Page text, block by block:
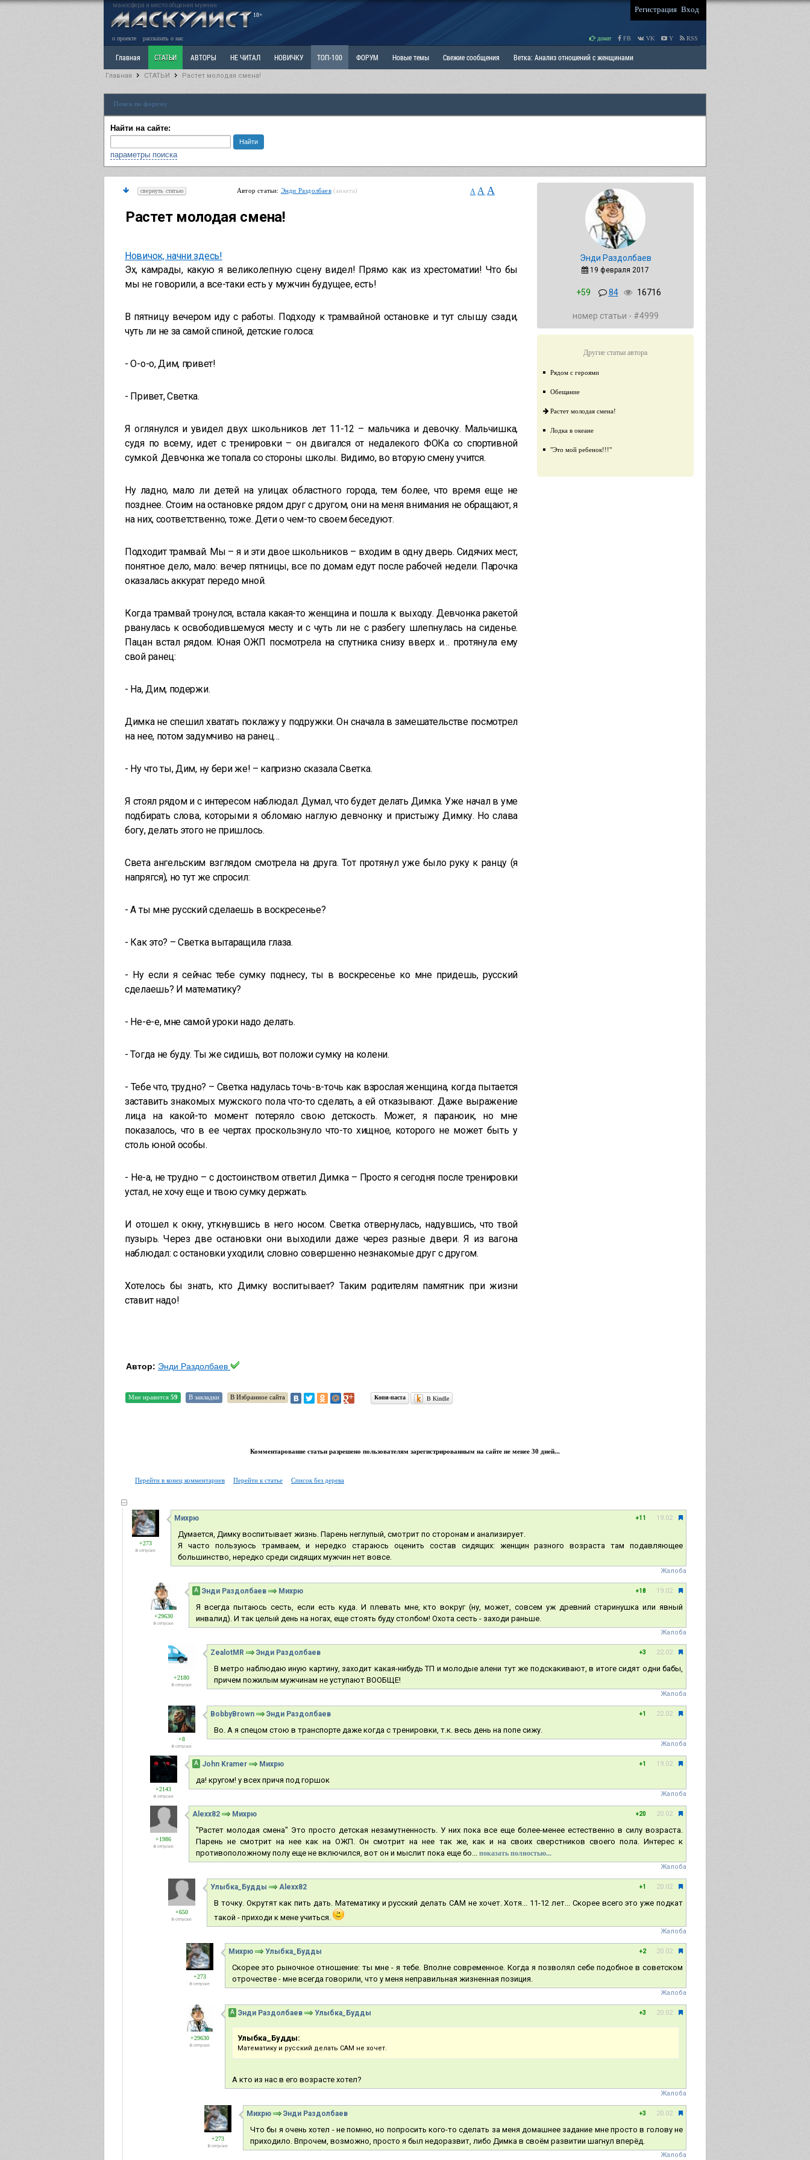
маносфера и место общения мужчин
18+
Регистрация Вход
о проекте рассказать о нас донат FB VK Y RSS
Главная СТАТЬИ АВТОРЫ НЕ ЧИТАЛ НОВИЧКУ ТОП-100 ФОРУМ Новые темы Свежие сообщения Ветка: Анализ отношений с женщинами
Ветка: Расстаюсь или Развожусь. САНЧАС
РАЗДЕЛ: Разное
Главная СТАТЬИ Растет молодая смена!
Поиск по форуму
Найти на сайте:
параметры поиска
свернуть статью Автор статьи: Энди Раздолбаев (анкета) A A A
Растет молодая смена!
Новичок, начни здесь!
Эх, камрады, какую я великолепную сцену видел! Прямо как из хрестоматии! Что бы
мы не говорили, а все-таки есть у мужчин будущее, есть!
В пятницу вечером иду с работы. Подходу к трамвайной остановке и тут слышу сзади,
чуть ли не за самой спиной, детские голоса:
- О-о-о, Дим, привет!
- Привет, Светка.
Я оглянулся и увидел двух школьников лет 11-12 – мальчика и девочку. Мальчишка,
судя по всему, идет с тренировки – он двигался от недалекого ФОКа со спортивной
сумкой. Девчонка же топала со стороны школы. Видимо, во вторую смену учится.
Ну ладно, мало ли детей на улицах областного города, тем более, что время еще не
позднее. Стоим на остановке рядом друг с другом, они на меня внимания не обращают, я
на них, соответственно, тоже. Дети о чем-то своем беседуют.
Подходит трамвай. Мы – я и эти двое школьников – входим в одну дверь. Сидячих мест,
понятное дело, мало: вечер пятницы, все по домам едут после рабочей недели. Парочка
оказалась аккурат передо мной.
Когда трамвай тронулся, встала какая-то женщина и пошла к выходу. Девчонка ракетой
рванулась к освободившемуся месту и с чуть ли не с разбегу шлепнулась на сиденье.
Пацан встал рядом. Юная ОЖП посмотрела на спутника снизу вверх и… протянула ему
свой ранец:
- На, Дим, подержи.
Димка не спешил хватать поклажу у подружки. Он сначала в замешательстве посмотрел
на нее, потом задумчиво на ранец…
- Ну что ты, Дим, ну бери же! – капризно сказала Светка.
Я стоял рядом и с интересом наблюдал. Думал, что будет делать Димка. Уже начал в уме
подбирать слова, которыми я обломаю наглую девчонку и пристыжу Димку. Но слава
богу, делать этого не пришлось.
Света ангельским взглядом смотрела на друга. Тот протянул уже было руку к ранцу (я
напрягся), но тут же спросил:
- А ты мне русский сделаешь в воскресенье?
- Как это? – Светка вытаращила глаза.
- Ну если я сейчас тебе сумку поднесу, ты в воскресенье ко мне придешь, русский
сделаешь? И математику?
- Не-е-е, мне самой уроки надо делать.
- Тогда не буду. Ты же сидишь, вот положи сумку на колени.
- Тебе что, трудно? – Светка надулась точь-в-точь как взрослая женщина, когда пытается
заставить знакомых мужского пола что-то сделать, а ей отказывают. Даже выражение
лица на какой-то момент потеряло свою детскость. Может, я параноик, но мне
показалось, что в ее чертах проскользнуло что-то хищное, которого не может быть у
столь юной особы.
- Не-а, не трудно – с достоинством ответил Димка – Просто я сегодня после тренировки
устал, не хочу еще и твою сумку держать.
И отошел к окну, уткнувшись в него носом. Светка отвернулась, надувшись, что твой
пузырь. Через две остановки они выходили даже через разные двери. Я из вагона
наблюдал: с остановки уходили, словно совершенно незнакомые друг с другом.
Хотелось бы знать, кто Димку воспитывает? Таким родителям памятник при жизни
ставит надо!
Автор: Энди Раздолбаев
Энди Раздолбаев
19 февраля 2017
+59 84 16716
номер статьи - #4999
Другие статьи автора
Рядом с героями
Обещание
Растет молодая смена!
Лодка в океане
"Это мой ребенок!!!"
Мне нравится 59 В закладки В Избранное сайта В Kindle
Копи-паста
Комментарование статьи разрешено пользователям зарегистрированным на сайте не менее 30 дней...
Перейти в конец комментариев Перейти к статье Список без дерева
+273
В отпуске
Михрю 19.02
+11
Думается, Димку воспитывает жизнь. Парень неглупый, смотрит по сторонам и анализирует.
Я часто пользуюсь трамваем, и нередко стараюсь оценить состав сидящих: женщин разного возраста там подавляющее
большинство, нередко среди сидящих мужчин нет вовсе.
Жалоба
+29630
В отпуске
А Энди Раздолбаев Михрю 19.02
+18
Я всегда пытаюсь сесть, если есть куда. И плевать мне, кто вокруг (ну, может, совсем уж древний старинушка или явный
инвалид). И так целый день на ногах, еще стоять буду столбом! Охота сесть - заходи раньше.
Жалоба
+2180
В отпуске
ZealotMR Энди Раздолбаев 22.02
+3
В метро наблюдаю иную картину, заходит какая-нибудь ТП и молодые алени тут же подскакивают, в итоге сидят одни бабы,
причем пожилым мужчинам не уступают ВООБЩЕ!
Жалоба
+8
В отпуске
BobbyBrown Энди Раздолбаев 22.02
+1
Во. А я спецом стою в транспорте даже когда с тренировки, т.к. весь день на попе сижу.
Жалоба
+2143
В отпуске
А John Kramer Михрю 19.02
+1
да! кругом! у всех причя под горшок
Жалоба
+1986
В отпуске
Alexx82 Михрю 20.02
+20
"Растет молодая смена" Это просто детская незамутненность. У них пока все еще более-менее естественно в силу возраста.
Парень не смотрит на нее как на ОЖП. Он смотрит на нее так же, как и на своих сверстников своего пола. Интерес к
противоположному полу еще не включился, вот он и мыслит пока еще бо... показать полностью...
Жалоба
+650
В отпуске
Улыбка_Будды Alexx82 20.02
+1
В точку. Окрутят как пить дать. Математику и русский делать САМ не хочет. Хотя... 11-12 лет... Скорее всего это уже подкат
такой - приходи к мене учиться.
Жалоба
+273
В отпуске
Михрю Улыбка_Будды 20.02
+2
Скорее это рыночное отношение: ты мне - я тебе. Вполне современное. Когда я позволял себе подобное в советском
отрочестве - мне всегда говорили, что у меня неправильная жизненная позиция.
Жалоба
+29630
В отпуске
А Энди Раздолбаев Улыбка_Будды 20.02
+3
Улыбка_Будды:
Математику и русский делать САМ не хочет.
А кто из нас в его возрасте хотел?
Жалоба
+273
В отпуске
Михрю Энди Раздолбаев 20.02
+3
Что бы я очень хотел - не помню, но попросить кого-то сделать за меня домашнее задание мне просто в голову не
приходило. Впрочем, возможно, просто я был недоразвит, либо Димка в своём развитии шагнул вперёд.
Жалоба